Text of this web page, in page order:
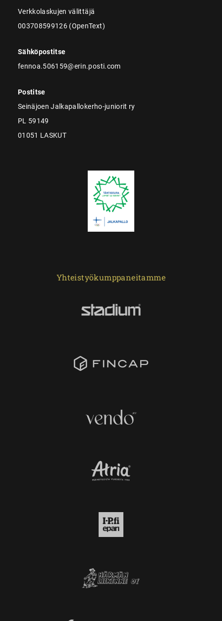
Verkkolaskujen välittäjä
003708599126 (OpenText)
Sähköpostitse
fennoa.506159@erin.posti.com
Postitse
Seinäjoen Jalkapallokerho-juniorit ry
PL 59149
01051 LASKUT
Yhteistyökumppaneitamme